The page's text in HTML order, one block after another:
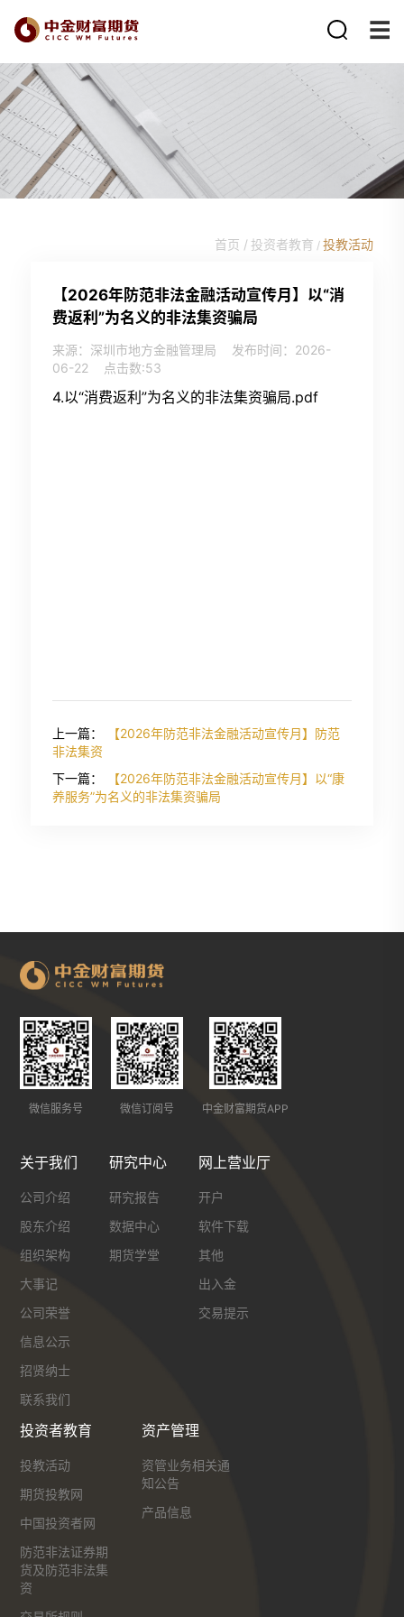
首页 / 投资者教育 / 投教活动
【2026年防范非法金融活动宣传月】以“消
费返利”为名义的非法集资骗局
来源：深圳市地方金融管理局
发布时间：2026-
06-22
点击数:53
4.以“消费返利”为名义的非法集资骗局.pdf
上一篇：
【2026年防范非法金融活动宣传月】防范
非法集资
下一篇：
【2026年防范非法金融活动宣传月】以“康
养服务”为名义的非法集资骗局
微信服务号 微信订阅号 中金财富期货APP
关于我们
公司介绍
股东介绍
组织架构
大事记
公司荣誉
信息公示
招贤纳士
联系我们
研究中心
研究报告
数据中心
期货学堂
网上营业厅
开户
软件下载
其他
出入金
交易提示
投资者教育
投教活动
期货投教网
中国投资者网
防范非法证券期
货及防范非法集
资
资产管理
资管业务相关通
知公告
产品信息